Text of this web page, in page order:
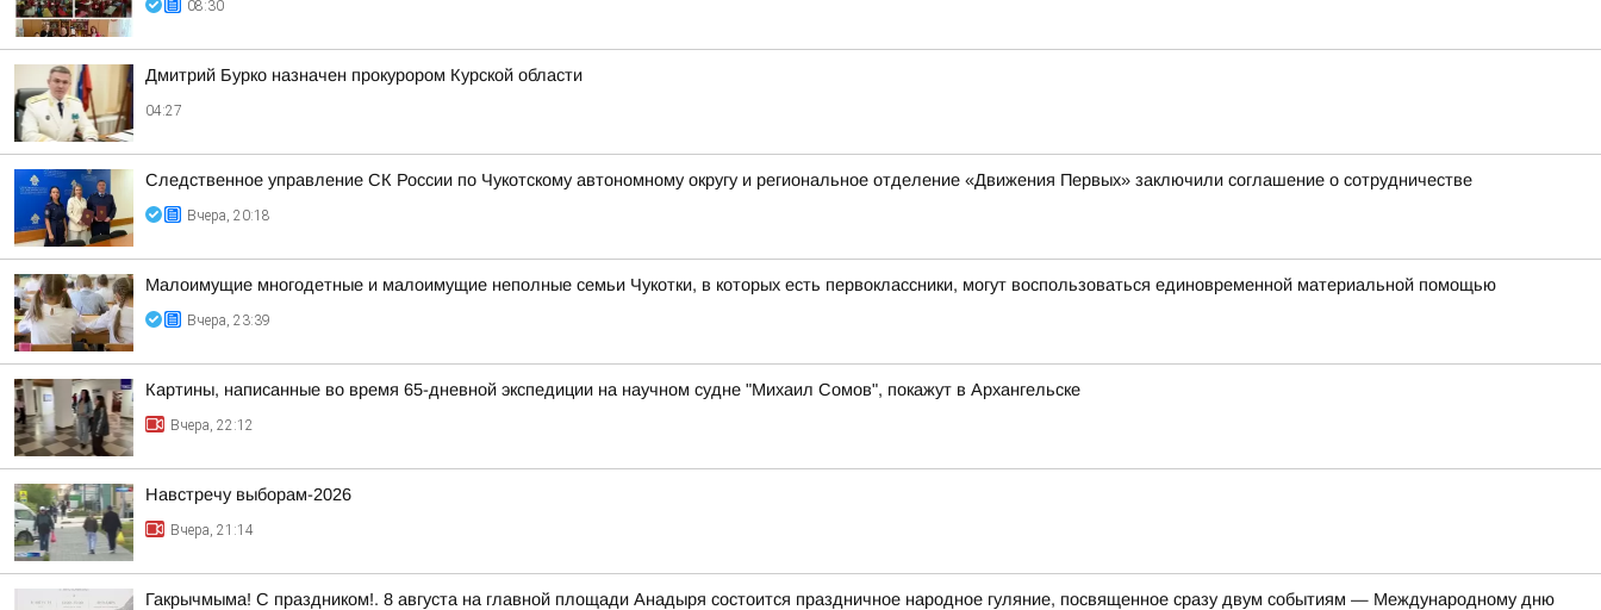
08:30
Дмитрий Бурко назначен прокурором Курской области
04:27
Следственное управление СК России по Чукотскому автономному округу и региональное отделение «Движения Первых» заключили соглашение о сотрудничестве
Вчера, 20:18
Малоимущие многодетные и малоимущие неполные семьи Чукотки, в которых есть первоклассники, могут воспользоваться единовременной материальной помощью
Вчера, 23:39
Картины, написанные во время 65-дневной экспедиции на научном судне "Михаил Сомов", покажут в Архангельске
Вчера, 22:12
Навстречу выборам-2026
Вчера, 21:14
Гакрычмыма! С праздником!. 8 августа на главной площади Анадыря состоится праздничное народное гуляние, посвященное сразу двум событиям — Международному дню